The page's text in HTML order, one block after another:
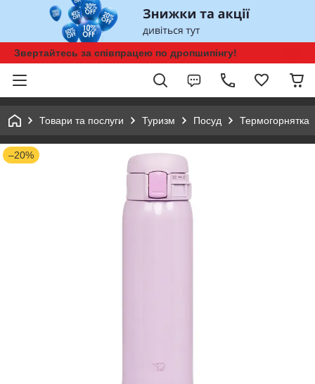
Звертайтесь за співпрацею по дропшипінгу!
Товари та послуги Туризм Посуд Термогорнятка
–20%